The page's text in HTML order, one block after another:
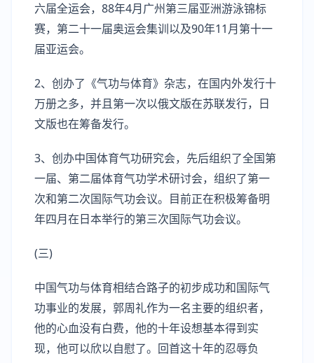
六届全运会，88年4月广州第三届亚洲游泳锦标
赛，第二十一届奥运会集训以及90年11月第十一
届亚运会。
2、创办了《气功与体育》杂志，在国内外发行十
万册之多，并且第一次以俄文版在苏联发行，日
文版也在筹备发行。
3、创办中国体育气功研究会，先后组织了全国第
一届、第二届体育气功学术研讨会，组织了第一
次和第二次国际气功会议。目前正在积极筹备明
年四月在日本举行的第三次国际气功会议。
(三)
中国气功与体育相结合路子的初步成功和国际气
功事业的发展，郭周礼作为一名主要的组织者，
他的心血没有白费，他的十年设想基本得到实
现，他可以欣以自慰了。回首这十年的忍辱负